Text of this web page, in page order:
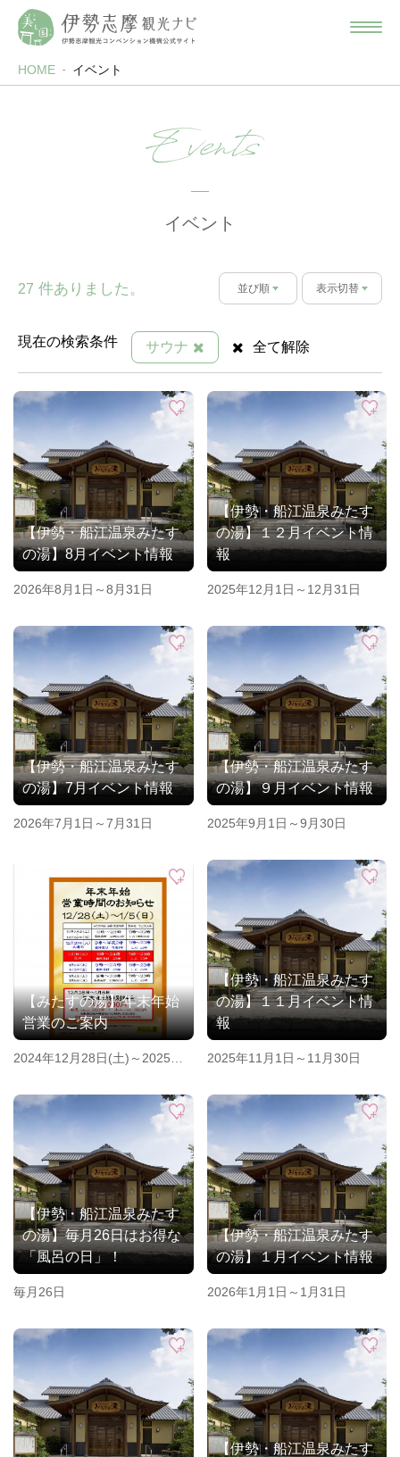
HOME イベント
Events
イベント
27 件ありました。 並び順 表示切替
現在の検索条件 サウナ 全て解除
【伊勢・船江温泉みたす
の湯】8月イベント情報
2026年8月1日～8月31日
【伊勢・船江温泉みたす
の湯】１２月イベント情
報
2025年12月1日～12月31日
【伊勢・船江温泉みたす
の湯】7月イベント情報
2026年7月1日～7月31日
【伊勢・船江温泉みたす
の湯】９月イベント情報
2025年9月1日～9月30日
【みたすの湯】年末年始
営業のご案内
2024年12月28日(土)～2025年1
【伊勢・船江温泉みたす
の湯】１１月イベント情
報
2025年11月1日～11月30日
【伊勢・船江温泉みたす
の湯】毎月26日はお得な
「風呂の日」！
毎月26日
【伊勢・船江温泉みたす
の湯】１月イベント情報
2026年1月1日～1月31日
【伊勢・船江温泉みたす